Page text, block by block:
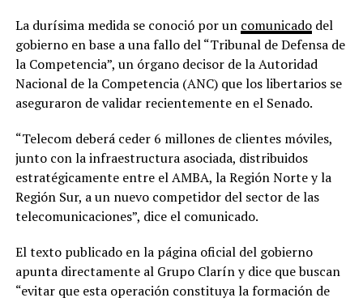
La durísima medida se conoció por un comunicadodel
gobierno en base a una fallo del “Tribunal de Defensa de
la Competencia”, un órgano decisor de la Autoridad
Nacional de la Competencia (ANC) que los libertarios se
aseguraron de validar recientemente en el Senado.
“Telecom deberá ceder 6 millones de clientes móviles,
junto con la infraestructura asociada, distribuidos
estratégicamente entre el AMBA, la Región Norte y la
Región Sur, a un nuevo competidor del sector de las
telecomunicaciones”, dice el comunicado.
El texto publicado en la página oficial del gobierno
apunta directamente al Grupo Clarín y dice que buscan
“evitar que esta operación constituya la formación de